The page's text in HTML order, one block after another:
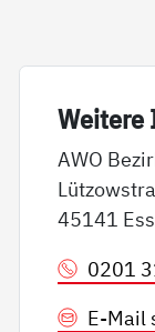
Wei­te­re
AWO
45141
0201
E-Mail